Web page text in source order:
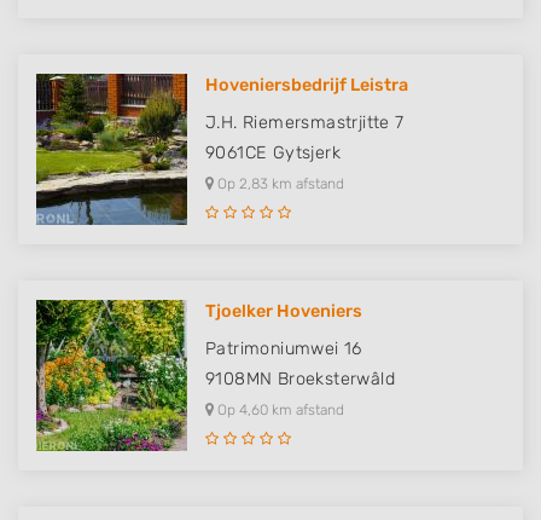
Hoveniersbedrijf Leistra
J.H. Riemersmastrjitte 7
9061CE Gytsjerk
Op 2,83 km afstand
Tjoelker Hoveniers
Patrimoniumwei 16
9108MN Broeksterwâld
Op 4,60 km afstand